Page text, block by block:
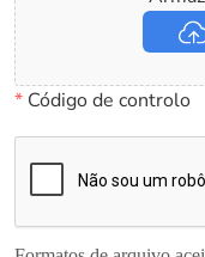
*Código de controlo